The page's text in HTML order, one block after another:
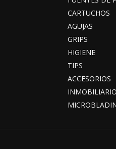
CARTUCHOS
AGUJAS
GRIPS
HIGIENE
TIPS
ACCESORIOS